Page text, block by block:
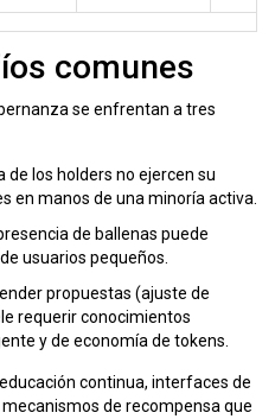
comunes
se enfrentan a tres
de los holders no ejercen su
en manos de una minoría activa.
de ballenas puede
usuarios pequeños.
propuestas (ajuste de
requerir conocimientos
y de economía de tokens.
continua, interfaces de
de recompensa que